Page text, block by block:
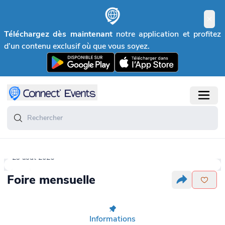
Téléchargez dès maintenant notre application et profitez
d’un contenu exclusif où que vous soyez.
29 août 2026
Foire mensuelle
Informations